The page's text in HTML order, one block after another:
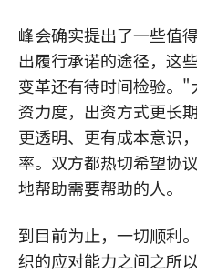
峰会确实提出了一些值
出履行承诺的途径，这
变革还有待时间检验。
资力度，出资方式更长
更透明、更有成本意识
率。双方都热切希望协
地帮助需要帮助的人。
到目前为止，一切顺利
织的应对能力之间之所